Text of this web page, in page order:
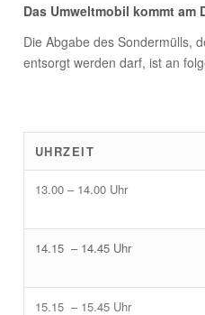
Das Umweltmobil kommt am
Die Abgabe des Sondermülls,
entsorgt werden darf, ist an
UHRZEIT
13.00 – 14.00 Uhr
14.15 – 14.45 Uhr
15.15 – 15.45 Uhr